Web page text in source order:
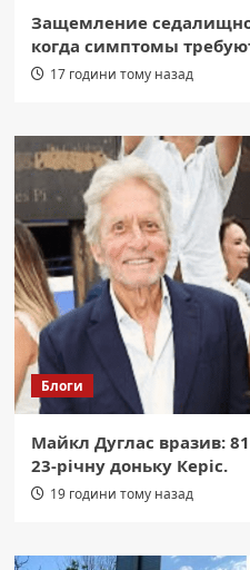
Защемление
когда симптомы
17 години тому назад
Блоги
Майкл Дуглас вразив:
23-річну доньку Керіс.
19 години тому назад